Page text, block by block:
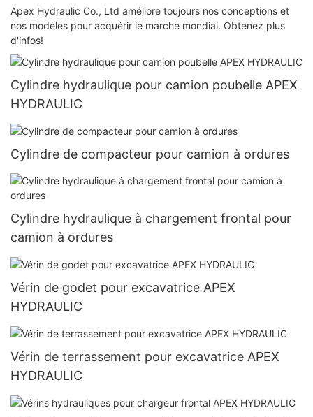
Apex Hydraulic Co., Ltd améliore toujours nos conceptions et
nos modèles pour acquérir le marché mondial. Obtenez plus
d'infos!
Cylindre hydraulique pour camion poubelle APEX
HYDRAULIC
Cylindre de compacteur pour camion à ordures
Cylindre hydraulique à chargement frontal pour
camion à ordures
Vérin de godet pour excavatrice APEX
HYDRAULIC
Vérin de terrassement pour excavatrice APEX
HYDRAULIC